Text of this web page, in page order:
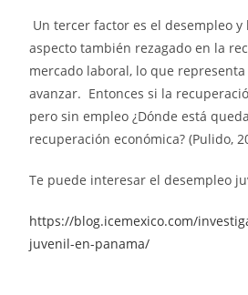
Un tercer factor es el desempleo
aspecto también rezagado en la
mercado laboral, lo que
avanzar. Entonces si la
pero sin empleo ¿Dónde está
recuperación económica? (Pulido,
Te puede interesar el desempleo
https://blog.icemexico.com/
juvenil-en-panama/